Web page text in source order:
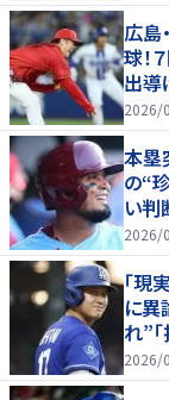
広島
球！
出導
2026/
本塁
の“
い判
る」
2026/
「現
に
れ”
2026/